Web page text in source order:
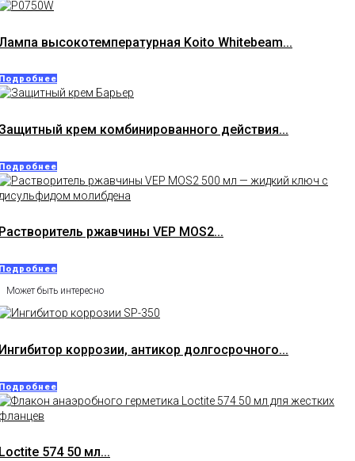
высокотемпературная Koito Whitebeam...
крем комбинированного действия...
ржавчины VEP MOS2...
Может быть интересно
коррозии, антикор долгосрочного...
574 50 мл...